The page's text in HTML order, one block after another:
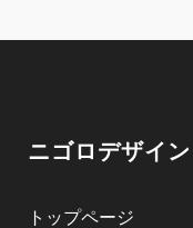
ニゴロデザイン
トップページ